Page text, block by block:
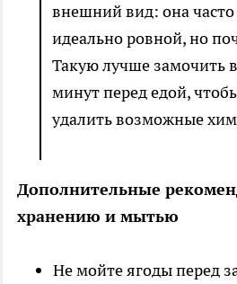
внешний вид: она
идеально ровной, но
Такую лучше замочить
минут перед едой,
удалить возможные
Дополнительные
хранению и мытью
Не мойте ягоды перед